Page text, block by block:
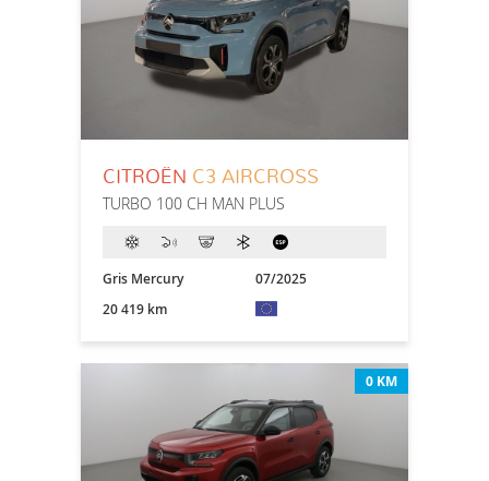
CITROËN C3 AIRCROSS
TURBO 100 CH MAN PLUS
Gris Mercury
07/2025
20 419 km
0 KM